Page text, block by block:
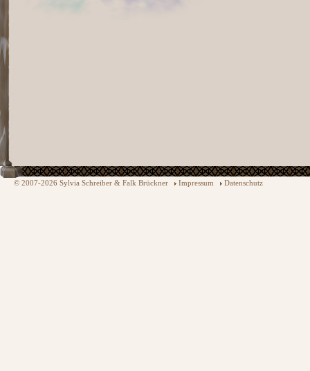
© 2007-2026 Sylvia Schreiber & Falk Brückner Impressum Datenschutz